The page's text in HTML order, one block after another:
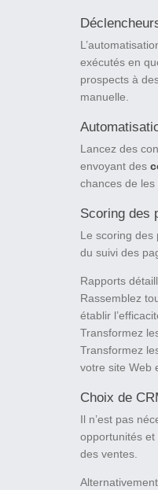
exécutés en
prospects à
manuelle.
Lancez des
envoyant des
chances de les
Scoring des
Le scoring des
du suivi des
Rapports
Rassemblez
établir
Transformez
Transformez
votre site Web
Choix de
Il n’est pas
opportunités et
des ventes.